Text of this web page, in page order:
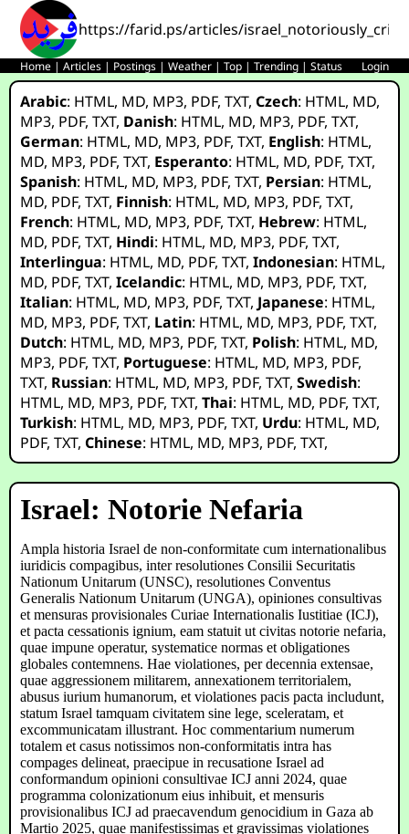
https://farid.ps/articles/
Home |Articles | Postings |Weather |Top |Trending |Status Login
Arabic: HTML, MD, MP3, PDF,TXT,Czech: HTML, MD,
MP3, PDF,TXT, Danish: HTML, MD, MP3, PDF,TXT,
German: HTML, MD, MP3, PDF,TXT, English: HTML,
MD, MP3, PDF,TXT, Esperanto: HTML, MD, PDF,TXT,
Spanish: HTML, MD, MP3, PDF,TXT, Persian: HTML,
MD, PDF,TXT, Finnish: HTML, MD, MP3, PDF,TXT,
French: HTML, MD, MP3, PDF,TXT, Hebrew: HTML,
MD, PDF,TXT, Hindi: HTML, MD, MP3, PDF,TXT,
Interlingua: HTML, MD, PDF,TXT,Indonesian: HTML,
MD, PDF,TXT,Icelandic: HTML, MD, MP3, PDF,TXT,
Italian: HTML, MD, MP3, PDF,TXT, Japanese: HTML,
MD, MP3, PDF,TXT, Latin: HTML, MD, MP3, PDF,TXT,
Dutch: HTML, MD, MP3, PDF,TXT, Polish: HTML, MD,
MP3, PDF,TXT, Portuguese: HTML, MD, MP3, PDF,
TXT, Russian: HTML, MD, MP3, PDF,TXT,Swedish:
HTML, MD, MP3, PDF,TXT,Thai: HTML, MD, PDF,TXT,
Turkish: HTML, MD, MP3, PDF,TXT, Urdu: HTML, MD,
PDF,TXT,Chinese: HTML, MD, MP3, PDF,TXT,
Israel: Notorie Nefaria
Ampla historia Israel de non-conformitate cum internationalibus
iuridicis compagibus, inter resolutiones Consilii Securitatis
Nationum Unitarum (UNSC), resolutiones Conventus
Generalis Nationum Unitarum (UNGA), opiniones consultivas
et mensuras provisionales Curiae Internationalis Iustitiae (ICJ),
et pacta cessationis ignium, eam statuit ut civitas notorie nefaria,
quae impune operatur, systematice normas et obligationes
globales contemnens. Hae violationes, per decennia extensae,
quae aggressionem militarem, annexationem territorialem,
abusus iurium humanorum, et violationes pacis pacta includunt,
statum Israel tamquam civitatem sine lege, sceleratam, et
excommunicatam illustrant. Hoc commentarium numerum
totalem et casus notissimos non-conformitatis intra has
compages delineat, praecipue in recusatione Israel ad
conformandum opinioni consultivae ICJ anni 2024, quae
programma colonizationum eius inhibuit, et mensuris
provisionalibus ICJ ad praecavendum genocidium in Gaza ab
Martio 2025, quae manifestissimas et gravissimas violationes